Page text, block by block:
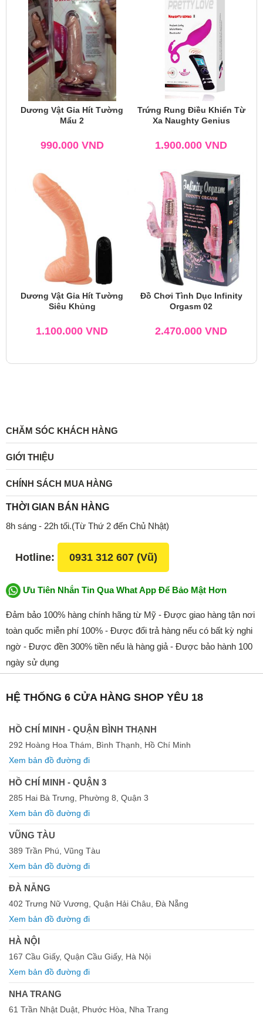
Dương Vật Gỉa Hít Tường
Mẩu 2
990.000 VND
Trứng Rung Điều Khiển Từ
Xa Naughty Genius
1.900.000 VND
Dương Vật Gỉa Hít Tường
Siêu Khủng
1.100.000 VND
Đồ Chơi Tình Dục Infinity
Orgasm 02
2.470.000 VND
CHĂM SÓC KHÁCH HÀNG
GIỚI THIỆU
CHÍNH SÁCH MUA HÀNG
THỜI GIAN BÁN HÀNG
8h sáng - 22h tối.(Từ Thứ 2 đến Chủ Nhật)
Hotline: 0931 312 607 (Vũ)
Ưu Tiên Nhắn Tin Qua What App Để Bảo Mật Hơn
Đảm bảo 100% hàng chính hãng từ Mỹ - Được giao hàng tận nơi
toàn quốc miễn phí 100% - Được đổi trả hàng nếu có bất kỳ nghi
ngờ - Được đền 300% tiền nếu là hàng giả - Được bảo hành 100
ngày sử dụng
HỆ THỐNG 6 CỬA HÀNG SHOP YÊU 18
HỒ CHÍ MINH - QUẬN BÌNH THẠNH
292 Hoàng Hoa Thám, Bình Thạnh, Hồ Chí Minh
Xem bản đồ đường đi
HỒ CHÍ MINH - QUẬN 3
285 Hai Bà Trưng, Phường 8, Quận 3
Xem bản đồ đường đi
VŨNG TÀU
389 Trần Phú, Vũng Tàu
Xem bản đồ đường đi
ĐÀ NẴNG
402 Trưng Nữ Vương, Quận Hải Châu, Đà Nẵng
Xem bản đồ đường đi
HÀ NỘI
167 Cầu Giấy, Quận Cầu Giấy, Hà Nội
Xem bản đồ đường đi
NHA TRANG
61 Trần Nhật Duật, Phước Hòa, Nha Trang